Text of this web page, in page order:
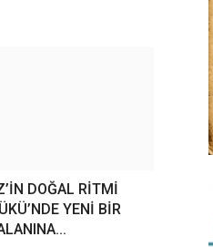
DOĞAL RİTMİ
YENİ BİR